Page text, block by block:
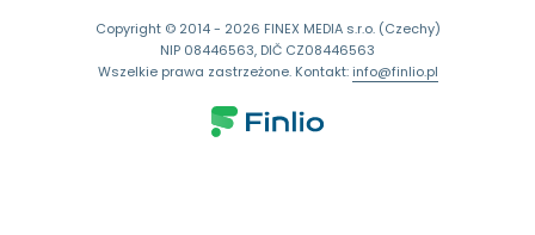
Copyright © 2014 - 2026 FINEX MEDIA s.r.o. (Czechy)
NIP 08446563, DIČ CZ08446563
Wszelkie prawa zastrzeżone. Kontakt:info@finlio.pl